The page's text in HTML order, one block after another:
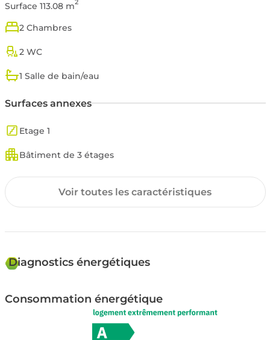
qu’à l’acquisition d’un logement de caractère aux portes de la
Surface 113.08 m2
2 Chambres
2 WC
1 Salle de bain/eau
Surfaces annexes
Etage 1
Bâtiment de 3 étages
Copropriété
ANCIEN
Nombre de lots: 1
Environnement
Vue Place Saint François
Voir toutes les caractéristiques
Diagnostics énergétiques
Consommation énergétique